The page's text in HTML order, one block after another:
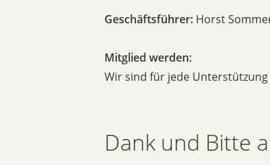
Geschäftsführer: Horst
Mitglied werden:
Wir sind für jede
Dank und Bitte